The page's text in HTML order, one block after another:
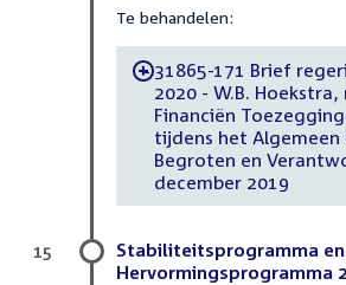
Te behandelen:
-31865-171 Brief
2020 - W.B.
Financiën
tijdens het Algemeen
Begroten en
december 2019
Stabiliteitsprogramma
Hervormingsprogramma
15